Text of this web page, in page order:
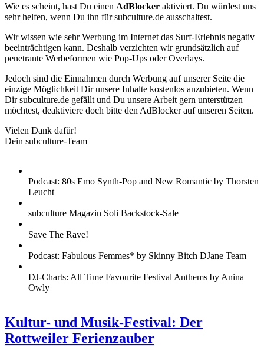
Wie es scheint, hast Du einen AdBlocker aktiviert. Du würdest uns
sehr helfen, wenn Du ihn für subculture.de ausschaltest.
Wir wissen wie sehr Werbung im Internet das Surf-Erlebnis negativ
beeinträchtigen kann. Deshalb verzichten wir grundsätzlich auf
penetrante Werbeformen wie Pop-Ups oder Overlays.
Jedoch sind die Einnahmen durch Werbung auf unserer Seite die
einzige Möglichkeit Dir unsere Inhalte kostenlos anzubieten. Wenn
Dir subculture.de gefällt und Du unsere Arbeit gern unterstützen
möchtest, deaktiviere doch bitte den AdBlocker auf unseren Seiten.
Vielen Dank dafür!
Dein subculture-Team
Podcast: 80s Emo Synth-Pop and New Romantic by Thorsten
Leucht
subculture Magazin Soli Backstock-Sale
Save The Rave!
Podcast: Fabulous Femmes* by Skinny Bitch DJane Team
DJ-Charts: All Time Favourite Festival Anthems by Anina
Owly
Kultur- und Musik-Festival: Der
Rottweiler Ferienzauber